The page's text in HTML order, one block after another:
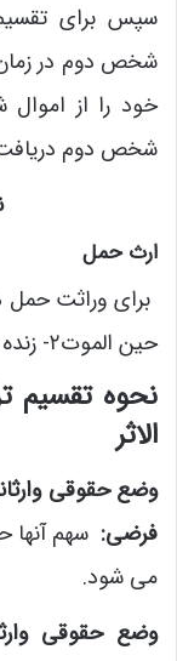
سپس برای
شخص دوم در
خود را از
شخص دوم دریافت
ارث حمل
حین الموت۲- زنده متولد شدن حمل.
نحوه تقسیم
الاثر
وضع حقوقی
فرضی: سهم
می شود.
وضع حقوقی